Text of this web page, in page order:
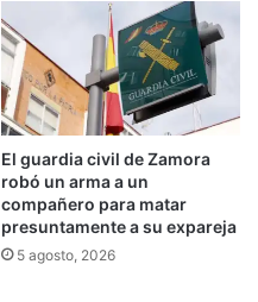
El guardia civil de Zamora
robó un arma a un
compañero para matar
presuntamente a su expareja
5 agosto, 2026